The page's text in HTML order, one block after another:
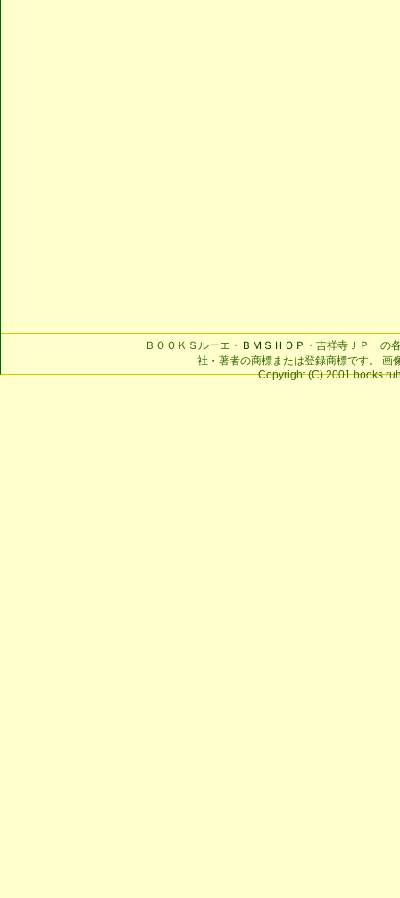
ＢＯＯＫＳルーエ・ ＢＭＳＨＯＰ ・吉祥寺ＪＰ の
社・著者の商標または登録商標です。 画
Copyright (C) 2001 books